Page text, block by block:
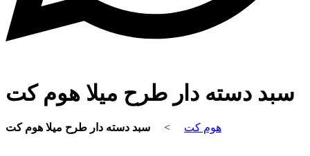
سبد دسته دار طرح میلا هوم کت
هوم کت > سبد دسته دار طرح میلا هوم کت